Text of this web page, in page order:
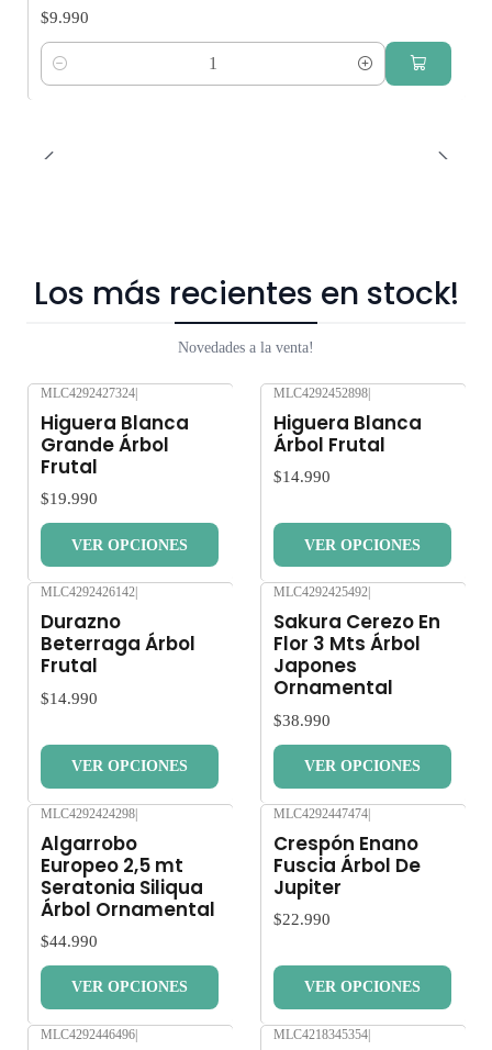
$9.990
Cantidad
Los más recientes en stock!
Novedades a la venta!
MLC4292427324|
Higuera Blanca
Grande Árbol
Frutal
$19.990
VER OPCIONES
MLC4292452898|
Higuera Blanca
Árbol Frutal
$14.990
VER OPCIONES
MLC4292426142
Durazno
Beterraga Árbol
Frutal
$14.990
VER OPCIONES
MLC4292425492
Sakura Cerezo En
Flor 3 Mts Árbol
Japones
Ornamental
$38.990
VER OPCIONES
MLC4292424298|
Algarrobo
Europeo 2,5 mt
Seratonia Siliqua
Árbol Ornamental
$44.990
VER OPCIONES
MLC4292447474|
Crespón Enano
Fuscia Árbol De
Jupiter
$22.990
VER OPCIONES
MLC4292446496| MLC4218345354|